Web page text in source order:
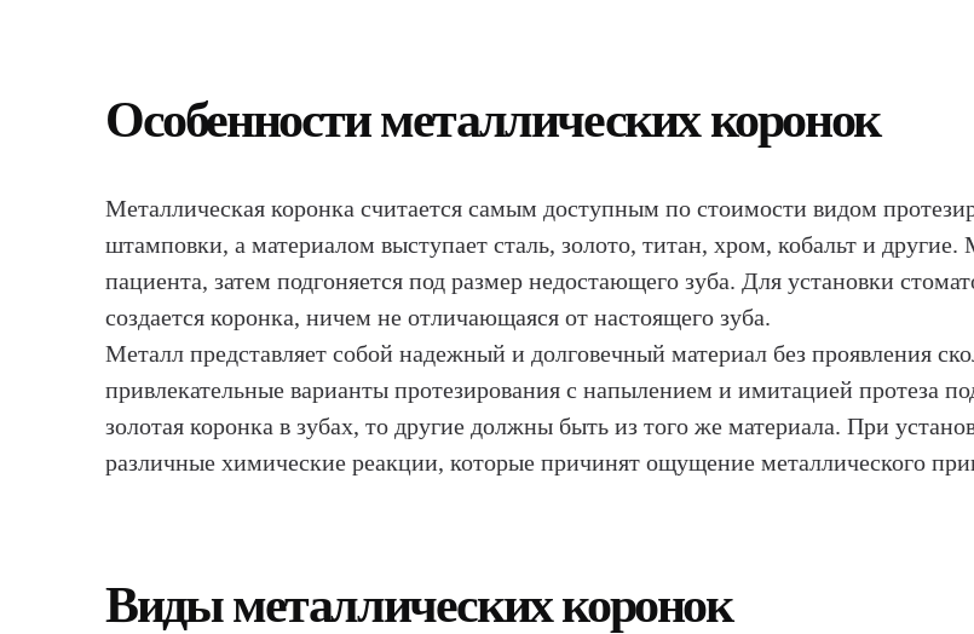
Особенности металлических коронок
Металлическая коронка считается самым доступным по стоимости видом
штамповки, а материалом выступает сталь, золото, титан, хром, кобальт и
пациента, затем подгоняется под размер недостающего зуба. Для установки
создается коронка, ничем не отличающаяся от настоящего зуба.
Металл представляет собой надежный и долговечный материал без проявления
привлекательные варианты протезирования с напылением и имитацией протеза
золотая коронка в зубах, то другие должны быть из того же материала. При
различные химические реакции, которые причинят ощущение металлического
Виды металлических коронок